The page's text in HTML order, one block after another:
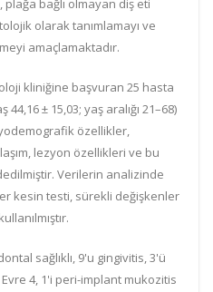
plağa bağlı olmayan diş eti
olarak tanımlamayı ve
amaçlamaktadır.
kliniğine başvuran 25 hasta
± 15,03; yaş aralığı 21–68)
özellikler,
lezyon özellikleri ve bu
Verilerin analizinde
kesin testi, sürekli değişkenler
sağlıklı, 9'u gingivitis, 3'ü
Evre 4, 1'i peri-implant mukozitis